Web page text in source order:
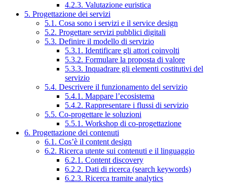
4.2.3. Valutazione euristica
5. Progettazione dei servizi
5.1. Cosa sono i servizi e il service design
5.2. Progettare servizi pubblici digitali
5.3. Definire il modello di servizio
5.3.1. Identificare gli attori coinvolti
5.3.2. Formulare la proposta di valore
5.3.3. Inquadrare gli elementi costitutivi del
servizio
5.4. Descrivere il funzionamento del servizio
5.4.1. Mappare l’ecosistema
5.4.2. Rappresentare i flussi di servizio
5.5. Co-progettare le soluzioni
5.5.1. Workshop di co-progettazione
6. Progettazione dei contenuti
6.1. Cos’è il content design
6.2. Ricerca utente sui contenuti e il linguaggio
6.2.1. Content discovery
6.2.2. Dati di ricerca (search keywords)
6.2.3. Ricerca tramite analytics